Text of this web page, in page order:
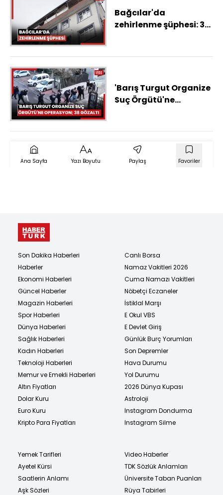
Bağcılar'da
zehirlenme şüphesi: 3
'Barış Turgut Organize
Suç Örgütü'ne
Ana Sayfa Yazı Boyutu Paylaş Favoriler
Son Dakika Haberleri
Haberler
Ekonomi Haberleri
Güncel Haberler
Magazin Haberleri
Spor Haberleri
Dünya Haberleri
Sağlık Haberleri
Kadın Haberleri
Teknoloji Haberleri
Memur ve Emekli Haberleri
Altın Fiyatları
Dolar Kuru
Euro Kuru
Kripto Para Fiyatları
Canlı Borsa
Namaz Vakitleri 2026
Cuma Namazı Vakitleri
Nöbetçi Eczaneler
İstiklal Marşı
E Okul VBS
E Devlet Giriş
Günlük Burç Yorumları
Son Depremler
Hava Durumu
Yol Durumu
2026 Dünya Kupası
Astroloji
Instagram Dondurma
Instagram Silme
Yemek Tarifleri
Ayetel Kürsi
Saatlerin Anlamı
Aşk Sözleri
Video Haberler
TDK Sözlük Anlamları
Üniversite Taban Puanları
Rüya Tabirleri